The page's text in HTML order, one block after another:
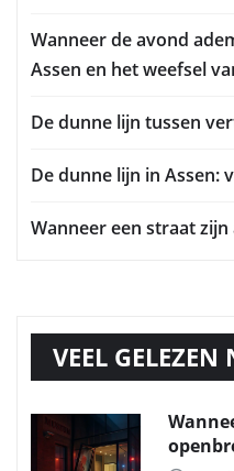
Wanneer de avond
Assen en het weefsel
De dunne lijn tussen
De dunne lijn in Assen:
Wanneer een straat
VEEL GELEZEN